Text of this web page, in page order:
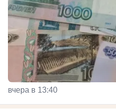
вчера в 13:40